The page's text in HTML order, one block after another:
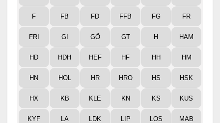
F FB FD FFB FG FR
FRI GI GÖ GT H HAM
HD HDH HEF HF HH HM
HN HOL HR HRO HS HSK
HX KB KLE KN KS KUS
KYF LA LDK LIP LOS MAB